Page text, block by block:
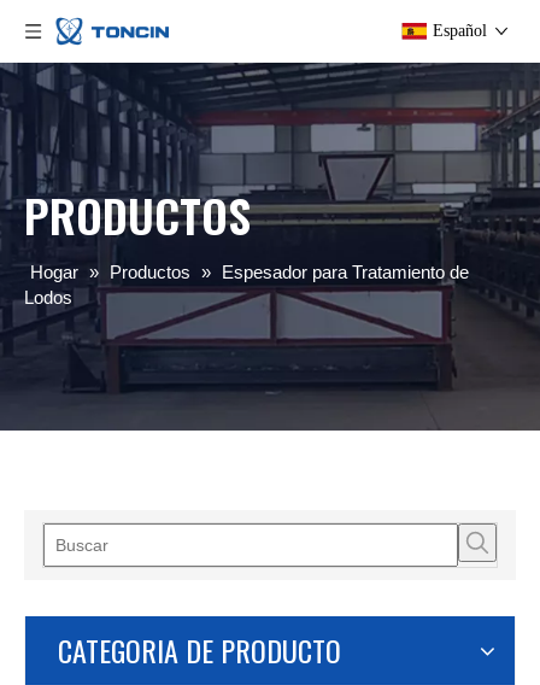
Español
PRODUCTOS
Hogar » Productos » Espesador para Tratamiento de
Lodos
CATEGORIA DE PRODUCTO